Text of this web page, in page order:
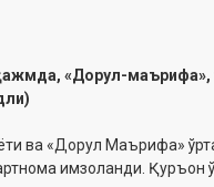
«Дорул-
ва «Дорул Маърифа»
имзоланди. Қуръон